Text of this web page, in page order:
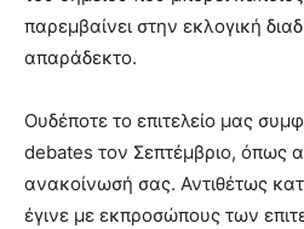
παρεμβαίνει στην εκλογική
απαράδεκτο.
Ουδέποτε το επιτελείο μας
debates τον Σεπτέμβριο, όπως
ανακοίνωσή σας. Αντιθέτως
έγινε με εκπροσώπους των